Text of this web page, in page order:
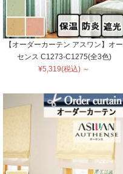
【オーダーカーテン アスワン】オー
センス C1273-C1275(全3色)
¥5,319(税込) ～